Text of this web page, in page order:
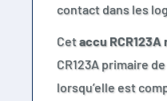
contact dans les
Cetaccu
CR123A primaire de
lorsqu’elle est